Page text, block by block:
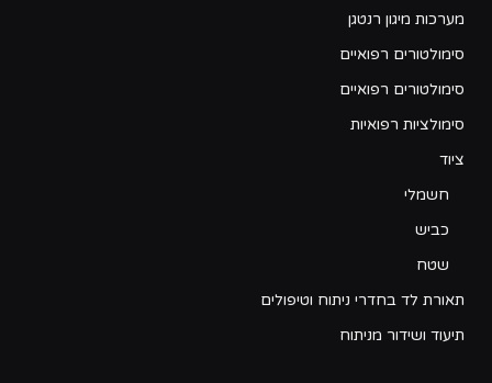
מערכות מיגון רנטגן
סימולטורים רפואיים
סימולטורים רפואיים
סימולציות רפואיות
ציוד
חשמלי
כביש
שטח
תאורת לד בחדרי ניתוח וטיפולים
תיעוד ושידור מניתוח